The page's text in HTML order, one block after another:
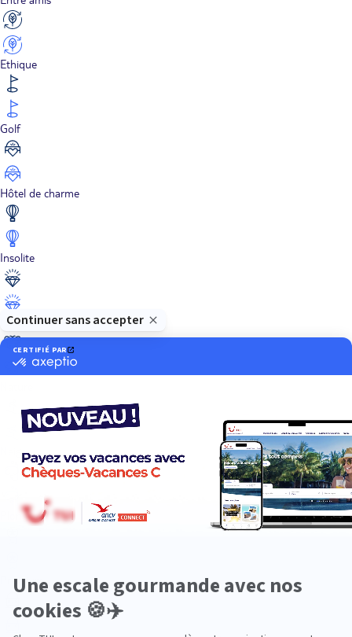
Ethique
Golf
Hôtel de charme
Insolite
Luxe
Neige
Plongée
Premium